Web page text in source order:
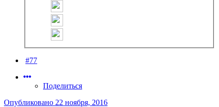
#77
Поделиться
Опубликовано 22 ноября, 2016